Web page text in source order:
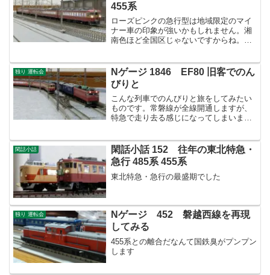
455系
ローズピンクの急行型は地域限定のマイ
ナー車の印象が強いかもしれません。湘
南色ほど全国区じゃないですからね。し
独り 運転会
Nゲージ 1846 EF80 旧客でのん
びりと
こんな列車でのんびりと旅をしてみたい
ものです。常磐線が全線開通しますが、
特急で走り去る感じになってしまいます
閑話小話
閑話小話 152 往年の東北特急・
急行 485系 455系
東北特急・急行の最盛期でした
独り 運転会
Nゲージ 452 磐越西線を再現
してみる
455系との離合だなんて国鉄臭がプンプン
します